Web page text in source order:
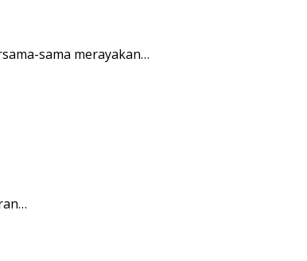
sama merayakan…